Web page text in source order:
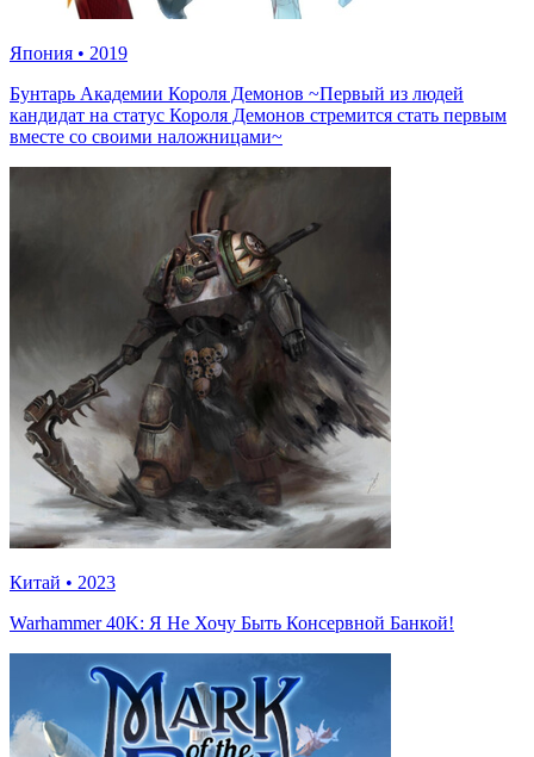
Япония • 2019
Бунтарь Академии Короля Демонов ~Первый из людей
кандидат на статус Короля Демонов стремится стать первым
вместе со своими наложницами~
Китай • 2023
Warhammer 40K: Я Не Хочу Быть Консервной Банкой!